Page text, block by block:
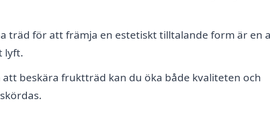
träd för att främja en estetiskt tilltalande form är en
lyft.
att beskära fruktträd kan du öka både kvaliteten och